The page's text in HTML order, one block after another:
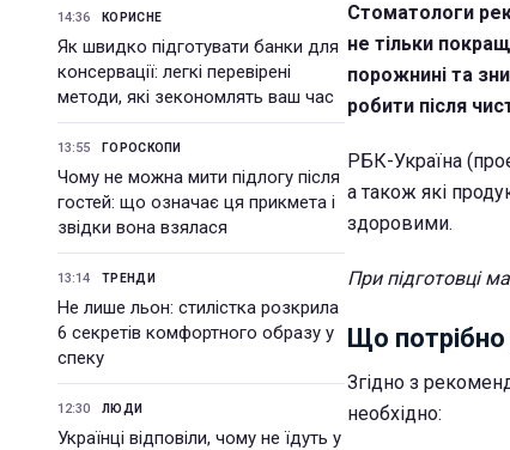
14:36 КОРИСНЕ
Як швидко підготувати банки для
консервації: легкі перевірені
методи, які зекономлять ваш час
13:55 ГОРОСКОПИ
Чому не можна мити підлогу після
гостей: що означає ця прикмета і
звідки вона взялася
13:14 ТРЕНДИ
Не лише льон: стилістка розкрила
6 секретів комфортного образу у
спеку
12:30 ЛЮДИ
Українці відповіли, чому не їдуть у
Стоматологи
не тільки
порожнині та
робити після
РБК-Україна
а також які
здоровими.
При підготовці
Що потрібно
Згідно з
необхідно: